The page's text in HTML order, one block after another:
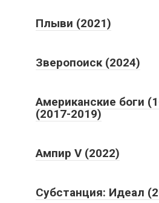
Плыви (2021)
Зверопоиск (2024)
Американские боги
(2017-2019)
Ампир V (2022)
Субстанция: Идеал